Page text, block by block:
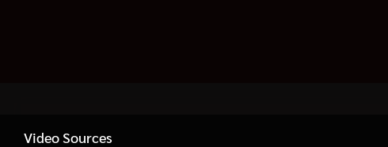
Video Sources